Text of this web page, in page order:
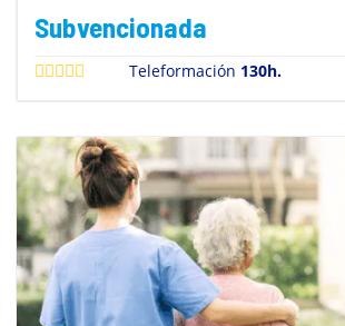
Subvencionada
Teleformación 130h.